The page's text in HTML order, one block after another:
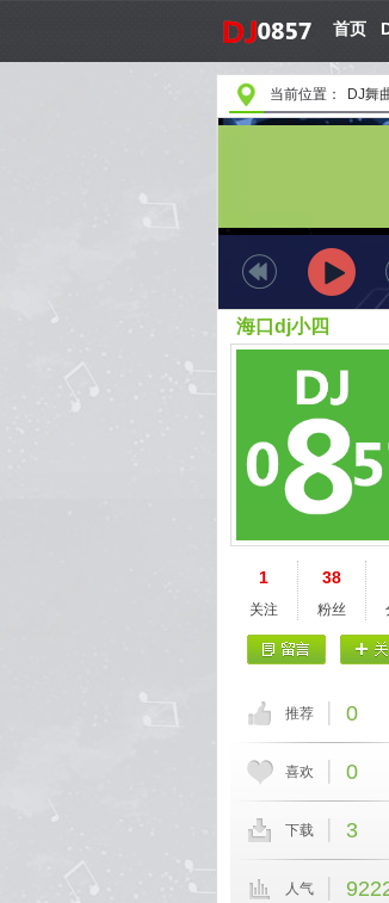
首页
当前位置： DJ舞
海口dj小四
1
关注
38
粉丝
推荐 0
喜欢 0
下载 3
人气